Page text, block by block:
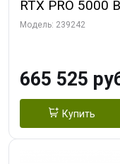
RTX PRO 5000
Модель: 239242
665 525
Купить